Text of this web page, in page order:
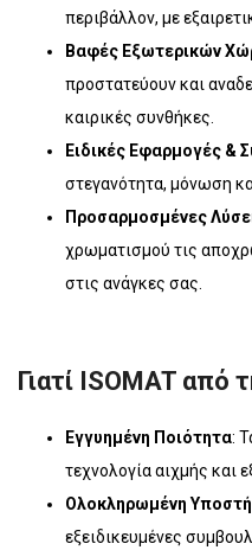
περιβάλλον, με
Βαφές Εξωτερικών
προστατεύουν και
καιρικές συνθήκες.
Ειδικές Εφαρμογές &
στεγανότητα, μόνωση
Προσαρμοσμένες
χρωματισμού τις
στις ανάγκες σας.
Γιατί ISOMAT από
Εγγυημένη Ποιότητα:
τεχνολογία αιχμής και
Ολοκληρωμένη
εξειδικευμένες